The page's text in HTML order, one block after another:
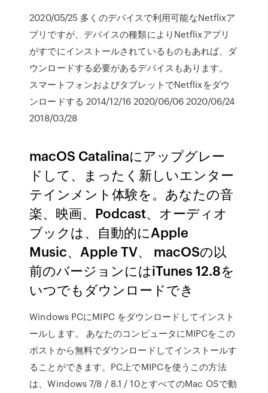
2020/05/25 多くのデバイスで利用可能なNetflixア
プリですが、デバイスの種類によりNetflixアプリ
がすでにインストールされているものもあれば、ダ
ウンロードする必要があるデバイスもあります。
スマートフォンおよびタブレットでNetflixをダウ
ンロードする 2014/12/16 2020/06/06 2020/06/24
2018/03/28
macOS Catalinaにアップグレー
ドして、まったく新しいエンター
テインメント体験を。あなたの音
楽、映画、Podcast、オーディオ
ブックは、自動的にApple
Music、Apple TV、 macOSの以
前のバージョンにはiTunes 12.8を
いつでもダウンロードでき
Windows PCにMIPC をダウンロードしてインスト
ールします。 あなたのコンピュータにMIPCをこの
ポストから無料でダウンロードしてインストールす
ることができます。PC上でMIPCを使うこの方法
は、Windows 7/8 / 8.1 / 10とすべてのMac OSで動